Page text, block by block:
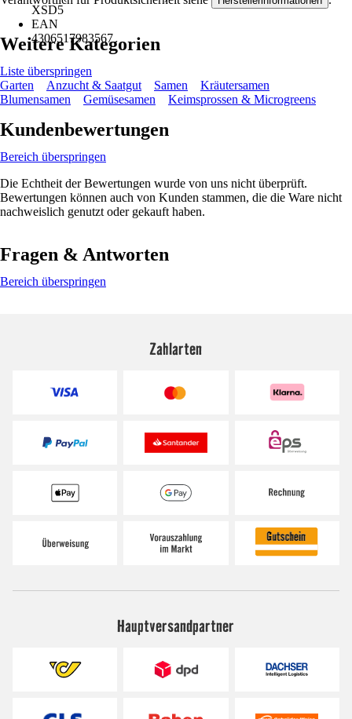
XSD5
EAN
4306517983567
Weitere Kategorien
Liste überspringen
Garten
Anzucht & Saatgut Samen
Kräutersamen
Blumensamen
Gemüsesamen Keimsprossen & Microgreens
Kundenbewertungen
Bereich überspringen
Die Echtheit der Bewertungen wurde von uns nicht überprüft.
Bewertungen können auch von Kunden stammen, die die Ware nicht
nachweislich genutzt oder gekauft haben.
Fragen & Antworten
Bereich überspringen
Zahlarten
Hauptversandpartner